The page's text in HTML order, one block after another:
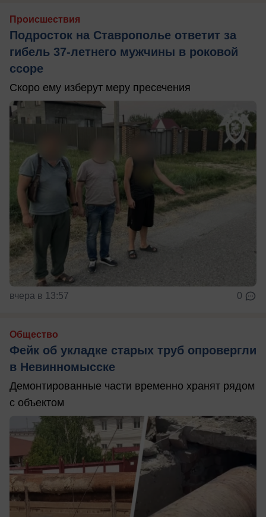
Происшествия
Подросток на Ставрополье ответит за
гибель 37-летнего мужчины в роковой
ссоре
Скоро ему изберут меру пресечения
вчера в 13:57 0
Общество
Фейк об укладке старых труб опровергли
в Невинномысске
Демонтированные части временно хранят рядом
с объектом